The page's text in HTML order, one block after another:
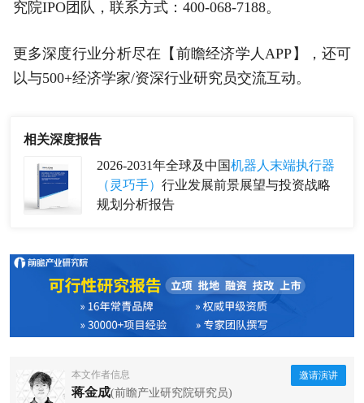
究院IPO团队，联系方式：400-068-7188。
更多深度行业分析尽在【前瞻经济学人APP】，还可
以与500+经济学家/资深行业研究员交流互动。
相关深度报告
2026-2031年全球及中国机器人末端执行器
（灵巧手） 行业发展前景展望与投资战略
规划分析报告
本文作者信息
蒋金成(前瞻产业研究院研究员)
邀请演讲